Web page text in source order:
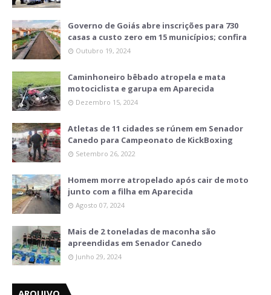
Governo de Goiás abre inscrições para 730
casas a custo zero em 15 municípios; confira
Outubro 19, 2024
Caminhoneiro bêbado atropela e mata
motociclista e garupa em Aparecida
Dezembro 15, 2024
Atletas de 11 cidades se rúnem em Senador
Canedo para Campeonato de KickBoxing
Setembro 26, 2022
Homem morre atropelado após cair de moto
junto com a filha em Aparecida
Agosto 07, 2024
Mais de 2 toneladas de maconha são
apreendidas em Senador Canedo
Junho 29, 2024